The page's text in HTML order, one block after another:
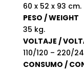
60 x 52 x 93 cm.
PESO / WEIGHT
35 kg.
VOLTAJE /
110/120 – 220/
CONSUMO /